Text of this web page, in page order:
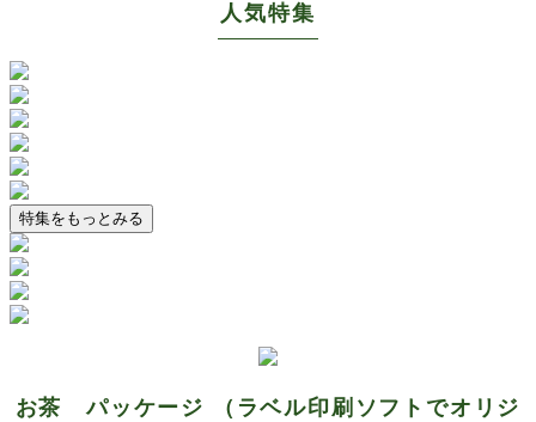
人気特集
特集をもっとみる
お茶 パッケージ （ラベル印刷ソフトでオリジ